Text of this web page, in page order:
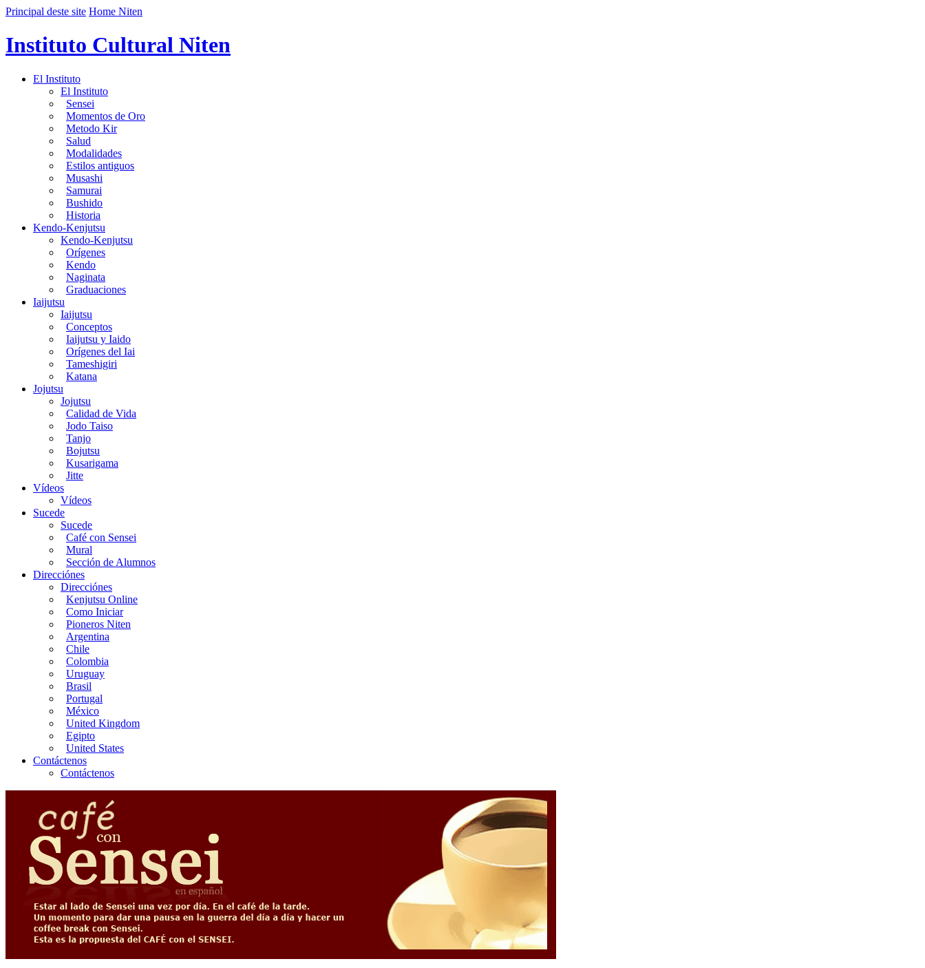
Principal deste site Home Niten
Instituto Cultural Niten
El Instituto
El Instituto
Sensei
Momentos de Oro
Metodo Kir
Salud
Modalidades
Estilos antiguos
Musashi
Samurai
Bushido
Historia
Kendo-Kenjutsu
Kendo-Kenjutsu
Orígenes
Kendo
Naginata
Graduaciones
Iaijutsu
Iaijutsu
Conceptos
Iaijutsu y Iaido
Orígenes del Iai
Tameshigiri
Katana
Jojutsu
Jojutsu
Calidad de Vida
Jodo Taiso
Tanjo
Bojutsu
Kusarigama
Jitte
Vídeos
Vídeos
Sucede
Sucede
Café con Sensei
Mural
Sección de Alumnos
Direcciónes
Direcciónes
Kenjutsu Online
Como Iniciar
Pioneros Niten
Argentina
Chile
Colombia
Uruguay
Brasil
Portugal
México
United Kingdom
Egipto
United States
Contáctenos
Contáctenos